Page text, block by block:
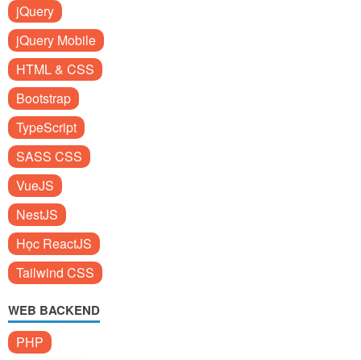
jQuery
jQuery Mobile
HTML & CSS
Bootstrap
TypeScript
SASS CSS
VueJS
NestJS
Học ReactJS
Tailwind CSS
WEB BACKEND
PHP